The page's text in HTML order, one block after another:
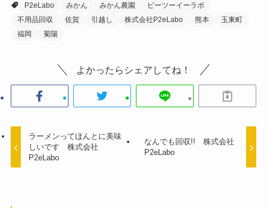
P2eLabo
みかん みかん農園
ピーツーイーラボ
不用品回収
佐賀 引越し 株式会社P2eLabo 熊本
玉東町
福岡
菊陽
よかったらシェアしてね！
ラーメンってほんとに美味
しいです 株式会社
P2eLabo
なんでも回収!! 株式会社
P2eLabo